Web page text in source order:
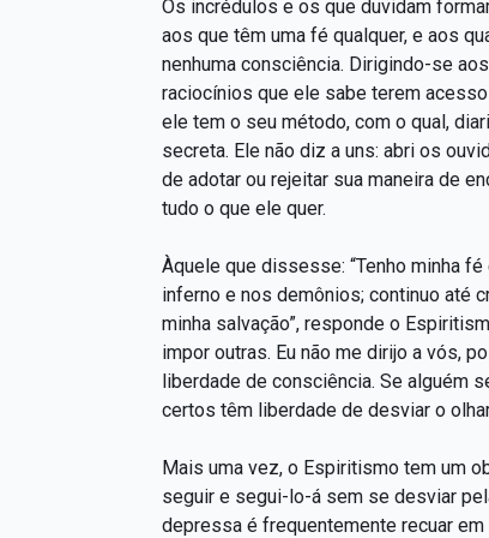
Os incrédulos e os que duvidam
aos que têm uma fé qualquer, e aos
nenhuma consciência. Dirigindo-se
raciocínios que ele sabe terem
ele tem o seu método, com o qual,
secreta. Ele não diz a uns: abri os
de adotar ou rejeitar sua maneira de
tudo o que ele quer.
Àquele que dissesse: “Tenho minha
inferno e nos demônios; continuo até
minha salvação”, responde o
impor outras. Eu não me dirijo a vós,
liberdade de consciência. Se alguém
certos têm liberdade de desviar o
Mais uma vez, o Espiritismo tem um
seguir e segui-lo-á sem se desviar
depressa é frequentemente recuar em